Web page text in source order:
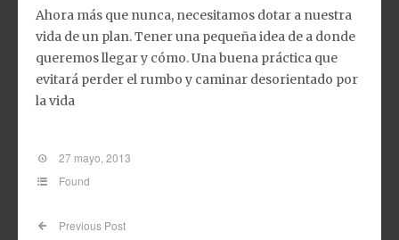
Ahora más que nunca, necesitamos dotar a nuestra
vida de un plan. Tener una pequeña idea de a donde
queremos llegar y cómo. Una buena práctica que
evitará perder el rumbo y caminar desorientado por
la vida
27 mayo, 2013
Found
Previous Post